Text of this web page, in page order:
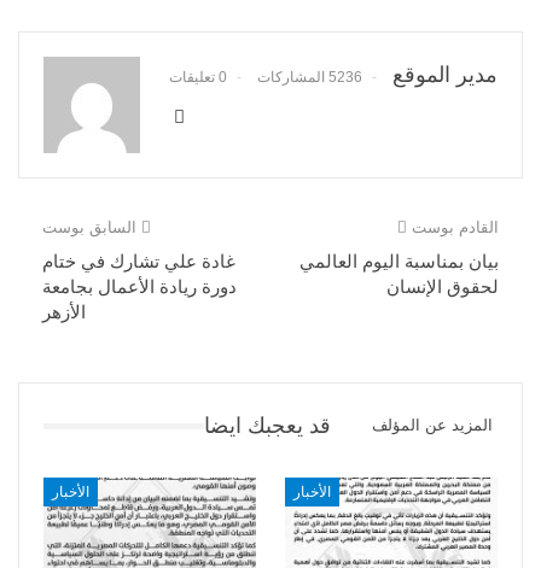
مدير الموقع 5236 المشاركات 0 تعليقات
السابق بوست
غادة علي تشارك في ختام
دورة ريادة الأعمال بجامعة
الأزهر
القادم بوست
بيان بمناسبة اليوم العالمي
لحقوق الإنسان
قد يعجبك ايضا المزيد عن المؤلف
الأخبار الأخبار